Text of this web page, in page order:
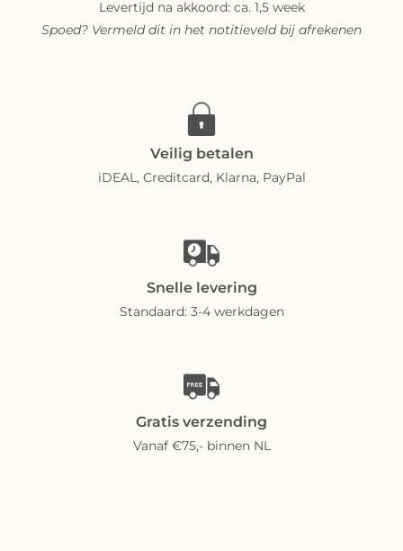
Levertijd na akkoord: ca. 1,5 week
Spoed? Vermeld dit in het notitieveld bij afrekenen
Veilig betalen
iDEAL, Creditcard, Klarna, PayPal
Snelle levering
Standaard: 3-4 werkdagen
Gratis verzending
Vanaf €75,- binnen NL